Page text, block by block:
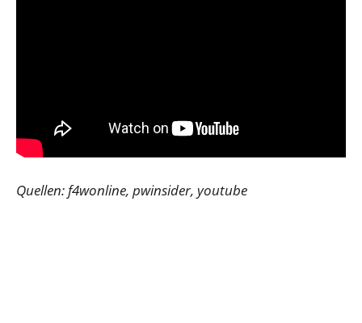
Quellen: f4wonline, pwinsider, youtube